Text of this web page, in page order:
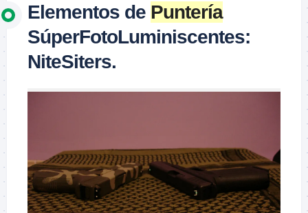
Elementos de Puntería
SúperFotoLuminiscentes:
NiteSiters.